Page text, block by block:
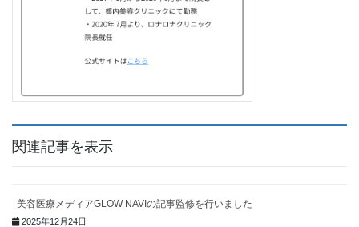
関連記事を表示
美容医療メディアGLOW NAVIの記事監修を行いました
2025年12月24日